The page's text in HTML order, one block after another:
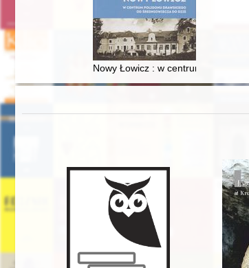
Nowy Łowicz : w centrum poligonu